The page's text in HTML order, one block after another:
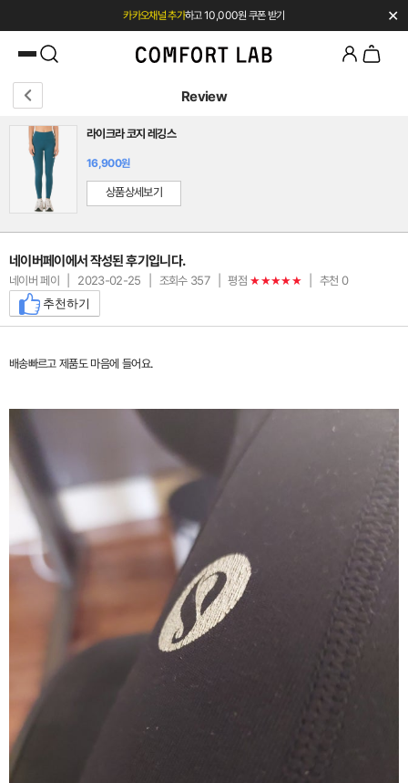
카카오채널 추가하고 10,000원 쿠폰 받기
첫 구매 시 베스트셀러 50% 즉시 할인
✕
Review
라이크라 코지 레깅스
16,900원
상품상세보기
네이버페이에서 작성된 후기입니다.
네이버 페이 2023-02-25 조회수 357 평점 ★★★★★ 추천 0
추천하기
배송빠르고 제품도 마음에 들어요.